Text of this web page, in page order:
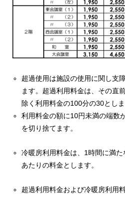
超過使用は施設の使用に関し支
ます。超過利用料金は、その直
除く利用料金の100分の30としま
利用料金の額に10円未満の端数
を切り捨てます。
冷暖房利用料金は、1時間に満
あたりの料金とします。
超過利用料金および冷暖房利用